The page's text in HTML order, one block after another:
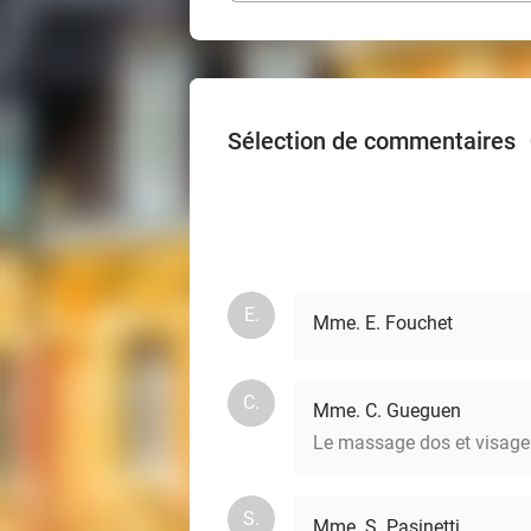
Sélection de commentaires
E. Mme. E. Fouchet
C.
Mme. C. Gueguen
Le massage dos et
S.